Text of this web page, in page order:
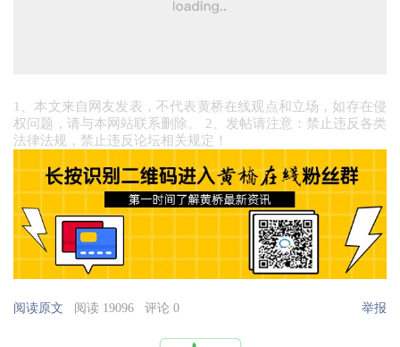
1、本文来自网友发表，不代表黄桥在线观点和立场，如存在侵
权问题，请与本网站联系删除。 2、发帖请注意：禁止违反各类
法律法规，禁止违反论坛相关规定！
阅读原文 阅读 19096 评论 0 举报